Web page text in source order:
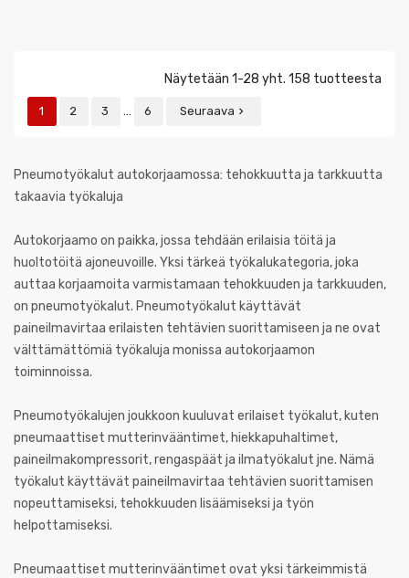
Näytetään 1-28 yht. 158 tuotteesta
1 2 3 … 6 Seuraava 
Pneumotyökalut autokorjaamossa: tehokkuutta ja tarkkuutta
takaavia työkaluja
Autokorjaamo on paikka, jossa tehdään erilaisia töitä ja
huoltotöitä ajoneuvoille. Yksi tärkeä työkalukategoria, joka
auttaa korjaamoita varmistamaan tehokkuuden ja tarkkuuden,
on pneumotyökalut. Pneumotyökalut käyttävät
paineilmavirtaa erilaisten tehtävien suorittamiseen ja ne ovat
välttämättömiä työkaluja monissa autokorjaamon
toiminnoissa.
Pneumotyökalujen joukkoon kuuluvat erilaiset työkalut, kuten
pneumaattiset mutterinvääntimet, hiekkapuhaltimet,
paineilmakompressorit, rengaspäät ja ilmatyökalut jne. Nämä
työkalut käyttävät paineilmavirtaa tehtävien suorittamisen
nopeuttamiseksi, tehokkuuden lisäämiseksi ja työn
helpottamiseksi.
Pneumaattiset mutterinvääntimet ovat yksi tärkeimmistä